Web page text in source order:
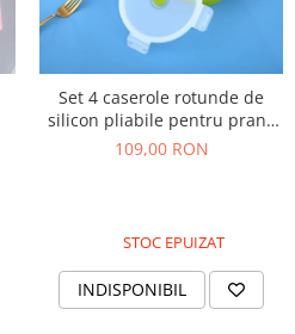
Set 4 caserole rotunde de
silicon pliabile pentru pranz
sau merinde
109,00 RON
STOC EPUIZAT
INDISPONIBIL